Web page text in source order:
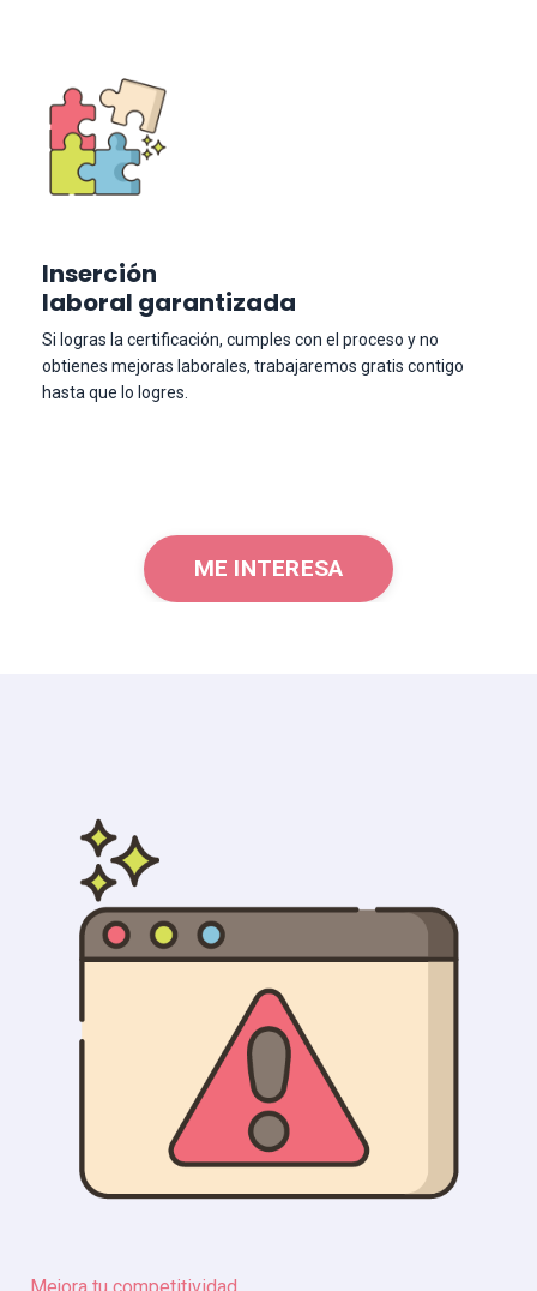
Inserción
laboral garantizada
Si logras la certificación, cumples con el proceso y no
obtienes mejoras laborales, trabajaremos gratis contigo
hasta que lo logres.
ME INTERESA